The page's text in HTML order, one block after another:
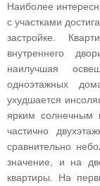
Наиболее
с участками
застройке.
внутреннего
наилучшая
одноэтажных
ухудшается
ярким солнечным
частично
сравнительно
значение, и на
квартиры. На